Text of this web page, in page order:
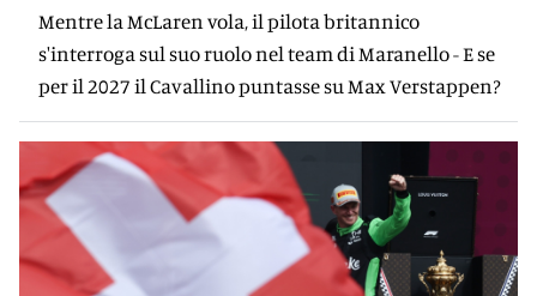
Mentre la McLaren vola, il pilota britannico
s'interroga sul suo ruolo nel team di Maranello - E se
per il 2027 il Cavallino puntasse su Max Verstappen?